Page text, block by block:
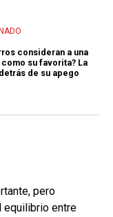
consideran a una
su favorita? La
de su apego
pero
equilibrio entre